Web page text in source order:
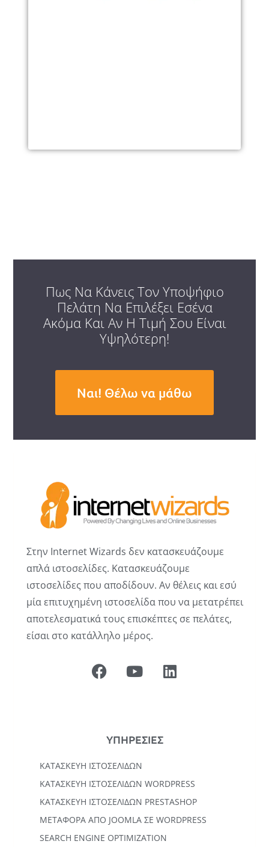
Πως Να Κάνεις Τον Υποψήφιο
Πελάτη Να Επιλέξει Εσένα
Ακόμα Και Αν Η Τιμή Σου Είναι
Υψηλότερη!
Ναι! Θέλω να μάθω
Στην Internet Wizards δεν κατασκευάζουμε
απλά ιστοσελίδες. Κατασκευάζουμε
ιστοσελίδες που αποδίδουν. Αν θέλεις και εσύ
μία επιτυχημένη ιστοσελίδα που να μετατρέπει
αποτελεσματικά τους επισκέπτες σε πελάτες,
είσαι στο κατάλληλο μέρος.
ΥΠΗΡΕΣΙΕΣ
ΚΑΤΑΣΚΕΥΉ ΙΣΤΟΣΕΛΊΔΩΝ
KΑΤΑΣΚΕΥΉ IΣΤΟΣΕΛΊΔΩΝ WORDPRESS
ΚΑΤΑΣΚΕΥΗ ΙΣΤΟΣΕΛΙΔΩΝ PRESTASHOP
ΜΕΤΑΦΟΡΆ ΑΠΌ JOOMLA ΣΕ WORDPRESS
SEARCH ENGINE OPTIMIZATION